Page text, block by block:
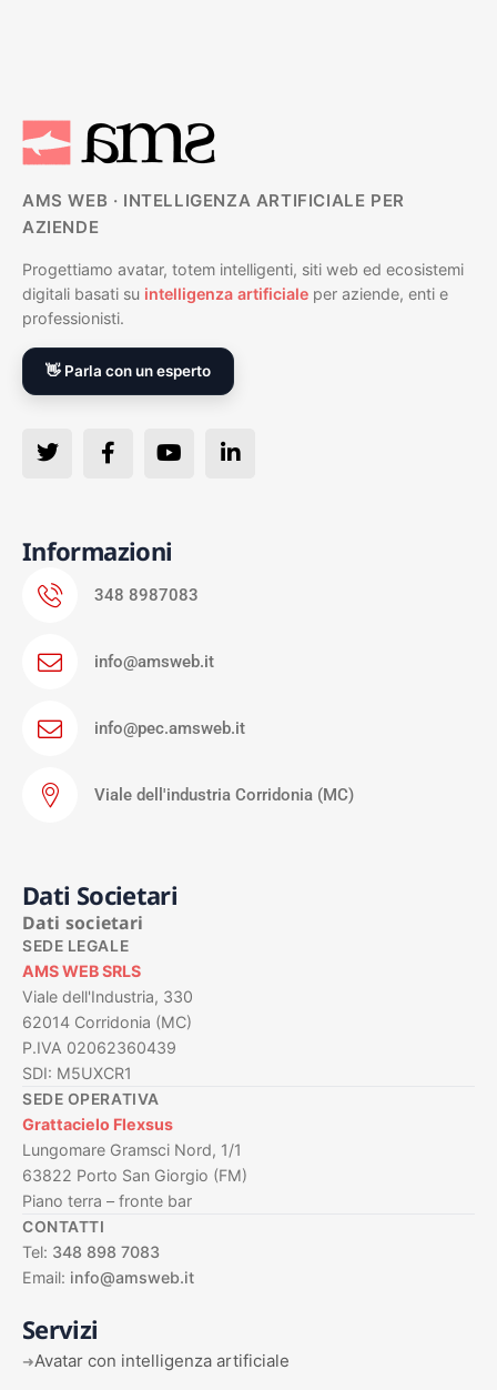
AMS WEB · INTELLIGENZA ARTIFICIALE PER
AZIENDE
Progettiamo avatar, totem intelligenti, siti web ed ecosistemi
digitali basati su intelligenza artificiale per aziende, enti e
professionisti.
👋 Parla con un esperto
Informazioni
348 8987083
info@amsweb.it
info@pec.amsweb.it
Viale dell'industria Corridonia (MC)
Dati Societari
Dati societari
SEDE LEGALE
AMS WEB SRLS
Viale dell'Industria, 330
62014 Corridonia (MC)
P.IVA 02062360439
SDI: M5UXCR1
SEDE OPERATIVA
Grattacielo Flexsus
Lungomare Gramsci Nord, 1/1
63822 Porto San Giorgio (FM)
Piano terra – fronte bar
CONTATTI
Tel: 348 898 7083
Email: info@amsweb.it
Servizi
➜Avatar con intelligenza artificiale